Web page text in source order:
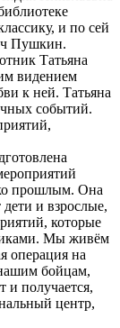
и по сей
Пушкин.
Татьяна
видением
к ней. Татьяна
событий.
прошлым. Она
и взрослые,
которые
Мы живём
операция на
бойцам,
и получается,
центр,